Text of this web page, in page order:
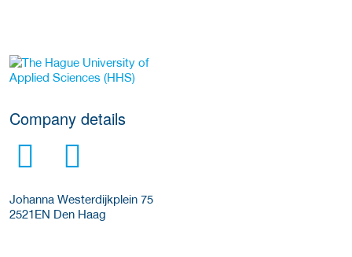
More Employer Details
Company details
Johanna Westerdijkplein 75
2521EN Den Haag